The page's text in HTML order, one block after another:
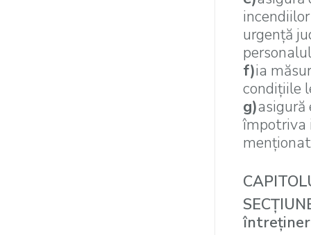
urgenţă
f)ia
condiţiile
g)asigură
împotriva